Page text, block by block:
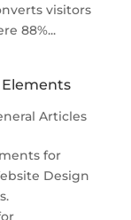
visitors
88%...
Elements
Articles
for
Design